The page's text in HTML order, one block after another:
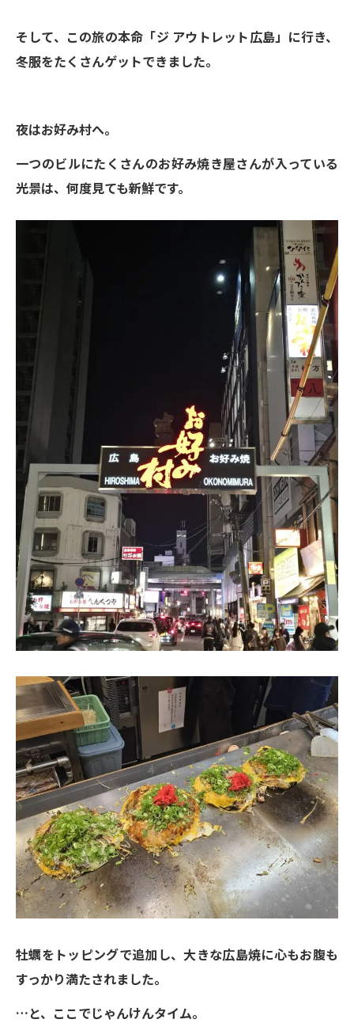
そして、この旅の本命「ジ アウトレット広島」に行き、
冬服をたくさんゲットできました。
夜はお好み村へ。
一つのビルにたくさんのお好み焼き屋さんが入っている
光景は、何度見ても新鮮です。
牡蠣をトッピングで追加し、大きな広島焼に心もお腹も
すっかり満たされました。
…と、ここでじゃんけんタイム。